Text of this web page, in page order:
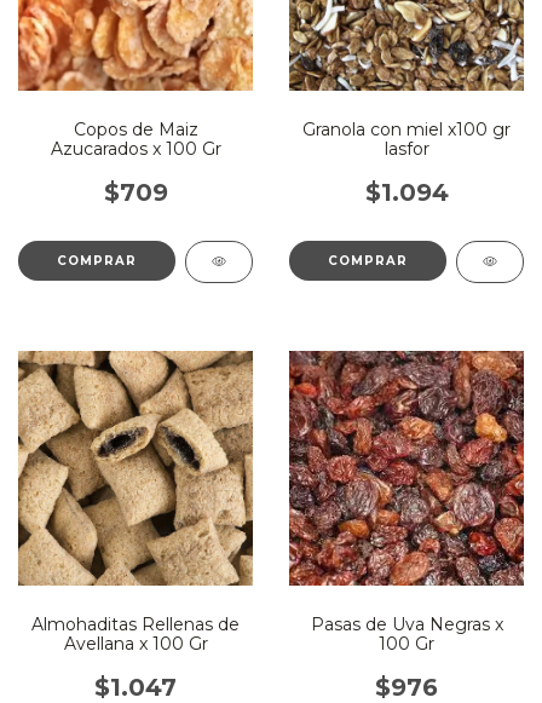
Copos de Maiz
Azucarados x 100 Gr
$709
Granola con miel x100 gr
lasfor
$1.094
Almohaditas Rellenas de
Avellana x 100 Gr
$1.047
Pasas de Uva Negras x
100 Gr
$976